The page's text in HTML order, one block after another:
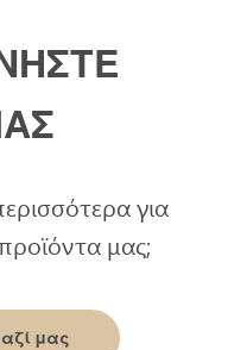
για
μας;
μας